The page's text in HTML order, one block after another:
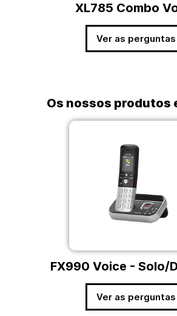
XL785 Combo
Ver as perguntas
Os nossos produtos
FX990 Voice - Solo/
Ver as perguntas